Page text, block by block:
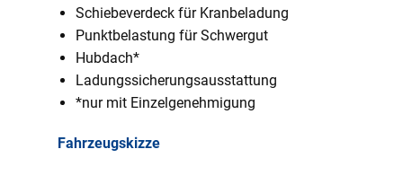
Schiebeverdeck für Kranbeladung
Punktbelastung für Schwergut
Hubdach*
Ladungssicherungsausstattung
*nur mit Einzelgenehmigung
Fahrzeugskizze